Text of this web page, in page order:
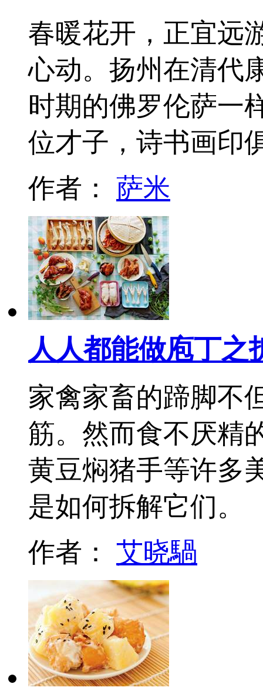
春暖花开，正宜远
心动。扬州在清代
时期的佛罗伦萨一
位才子，诗书画
作者： 萨米
人人都能做庖丁之
家禽家畜的蹄脚不
筋。然而食不厌精
黄豆焖猪手等许多
是如何拆解它们。
作者： 艾晓騧